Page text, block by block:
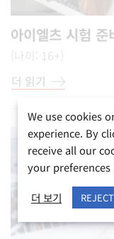
아이엘츠 시험 준
(나이: 16+)
더 읽기
We use cookies
experience. By
receive all our
your
더 보기 REJECT